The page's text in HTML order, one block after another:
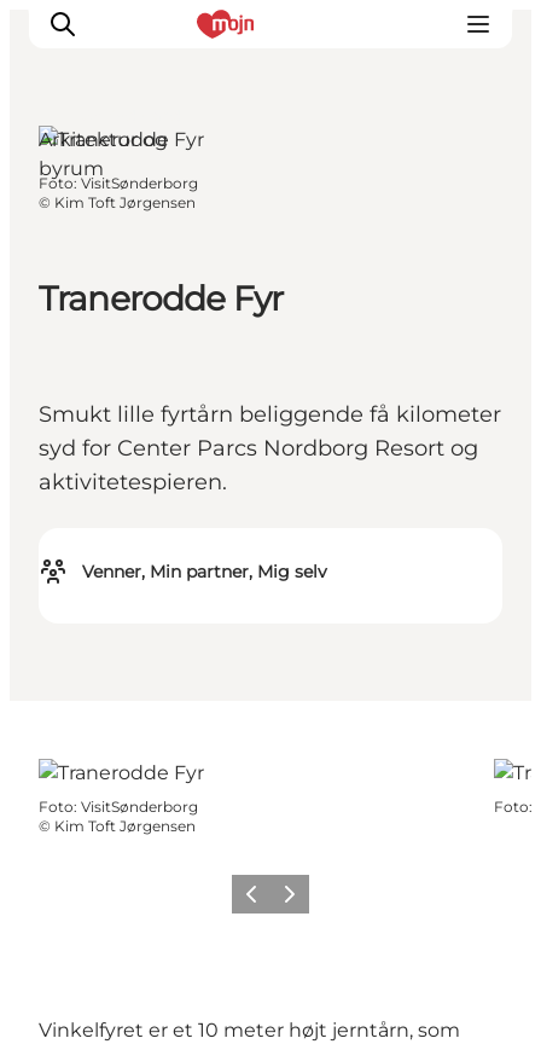
Oplevelser
Overnatning
Tranerodde Fyr
Smukt lille fyrtårn beliggende få kilometer
syd for Center Parcs Nordborg Resort og
aktivitetespieren.
Venner, Min partner, Mig selv
Arkitektur og
byrum
Foto: VisitSønderborg
© Kim Toft Jørgensen
Foto: VisitSønderborg
© Kim Toft Jørgensen
Foto:
ForrigeNæste
Vinkelfyret er et 10 meter højt jerntårn, som